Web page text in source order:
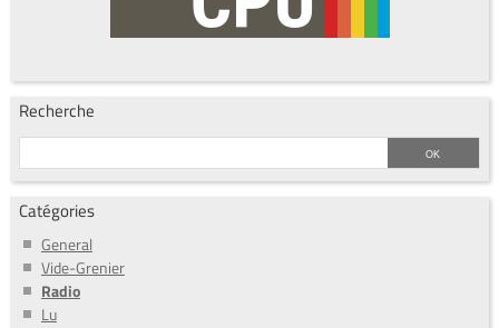
Recherche
Catégories
General
Vide-Grenier
Radio
Lu